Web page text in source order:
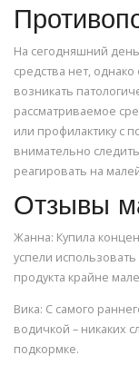
На сегодняшний
средства нет,
возникать
рассматриваемое
или профилактику с
внимательно
реагировать на
Отзывы
Жанна: Купила
успели
продукта крайне
Вика: С самого
водичкой – никаких
подкормке.